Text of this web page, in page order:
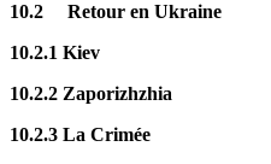
10.2 Retour en Ukraine
10.2.1 Kiev
10.2.2 Zaporizhzhia
10.2.3 La Crimée